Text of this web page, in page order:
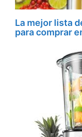
La mejor lista
para comprar